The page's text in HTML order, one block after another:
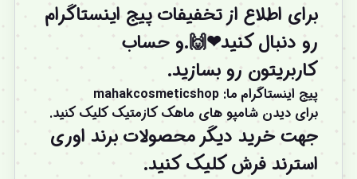
برای اطلاع از تخفیفات پیج اینستاگرام
رو دنبال کنید❤🙌.و حساب
کاربریتون رو بسازید.
پیج اینستاگرام ما:
mahakcosmeticshop
برای دیدن شامپو های ماهک کازمتیک کلیک کنید.
جهت خرید دیگر محصولات برند اوری
استرند فرش کلیک کنید.